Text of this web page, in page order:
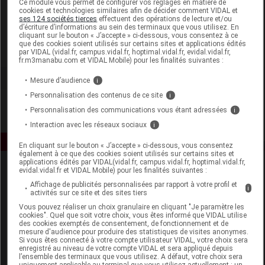
Isispharma France SAS
Voir la fiche laboratoire
Espace produit
Boutique
VIDAL Expert
Ce module vous permet de configurer vos réglages en matière de
cookies et technologies similaires afin de décider comment VIDAL et
ses 124 sociétés tierces effectuent des opérations de lecture et/ou
d’écriture d’informations au sein des terminaux que vous utilisez. En
cliquant sur le bouton « J’accepte » ci-dessous, vous consentez à ce
que des cookies soient utilisés sur certains sites et applications édités
par VIDAL (vidal.fr, campus.vidal.fr, hoptimal.vidal.fr, evidal.vidal.fr,
fr.m3manabu.com et VIDAL Mobile) pour les finalités suivantes :
Mesure d’audience i
Personnalisation des contenus de ce site i
Personnalisation des communications vous étant adressées i
Interaction avec les réseaux sociaux i
En cliquant sur le bouton « J’accepte » ci-dessous, vous consentez
également à ce que des cookies soient utilisés sur certains sites et
applications édités par VIDAL(vidal.fr, campus.vidal.fr, hoptimal.vidal.fr,
evidal.vidal.fr et VIDAL Mobile) pour les finalités suivantes :
Affichage de publicités personnalisées par rapport à votre profil et
activités sur ce site et des sites tiers
i
Vous pouvez réaliser un choix granulaire en cliquant "Je paramètre les
cookies". Quel que soit votre choix, vous êtes informé que VIDAL utilise
des cookies exemptés de consentement, de fonctionnement et de
mesure d'audience pour produire des statistiques de visites anonymes.
Si vous êtes connecté à votre compte utilisateur VIDAL, votre choix sera
enregistré au niveau de votre compte VIDAL et sera appliqué depuis
l’ensemble des terminaux que vous utilisez. A défaut, votre choix sera